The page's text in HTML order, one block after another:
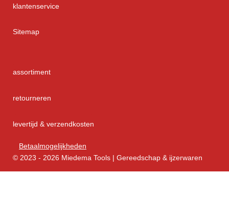
klantenservice
Sitemap
assortiment
retourneren
levertijd & verzendkosten
Betaalmogelijkheden
© 2023 - 2026 Miedema Tools | Gereedschap & ijzerwaren